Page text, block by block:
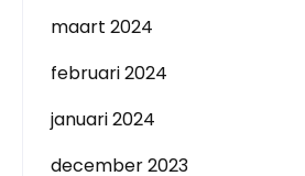
maart 2024
februari 2024
januari 2024
december 2023